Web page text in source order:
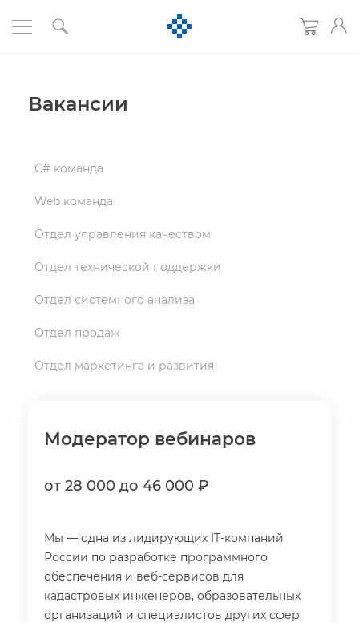
акансии
С# команда
Web команда
Отдел управления качеством
Отдел технической поддержки
Отдел системного анализа
Отдел продаж
Отдел маркетинга и развития
Модератор вебинаро
от 28 000 до 46 000 ₽
Мы — одна из лидирующих IT-компаний
России по разработке программного
обеспечения и веб-сервисов для
кадастровых инженеров, образовательных
организаций и специалистов других сфер.